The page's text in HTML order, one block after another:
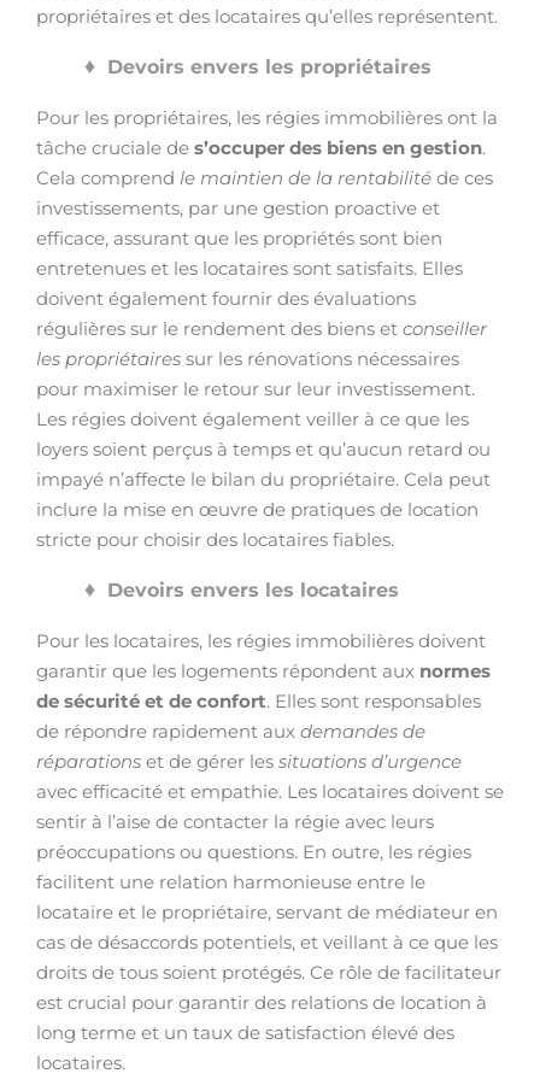
propriétaires et des locataires qu’elles représentent.
Devoirs envers les propriétaires
Pour les propriétaires, les régies immobilières ont la
tâche cruciale de s’occuper des biens en gestion.
Cela comprend le maintien de la rentabilité de ces
investissements, par une gestion proactive et
efficace, assurant que les propriétés sont bien
entretenues et les locataires sont satisfaits. Elles
doivent également fournir des évaluations
régulières sur le rendement des biens et conseiller
les propriétaires sur les rénovations nécessaires
pour maximiser le retour sur leur investissement.
Les régies doivent également veiller à ce que les
loyers soient perçus à temps et qu’aucun retard ou
impayé n’affecte le bilan du propriétaire. Cela peut
inclure la mise en œuvre de pratiques de location
stricte pour choisir des locataires fiables.
Devoirs envers les locataires
Pour les locataires, les régies immobilières doivent
garantir que les logements répondent aux normes
de sécurité et de confort. Elles sont responsables
de répondre rapidement aux demandes de
réparations et de gérer les situations d’urgence
avec efficacité et empathie. Les locataires doivent se
sentir à l’aise de contacter la régie avec leurs
préoccupations ou questions. En outre, les régies
facilitent une relation harmonieuse entre le
locataire et le propriétaire, servant de médiateur en
cas de désaccords potentiels, et veillant à ce que les
droits de tous soient protégés. Ce rôle de facilitateur
est crucial pour garantir des relations de location à
long terme et un taux de satisfaction élevé des
locataires.